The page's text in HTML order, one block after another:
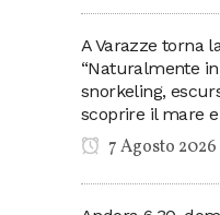
A Varazze torna
“Naturalmente
snorkeling,
scoprire il mare
7 Agosto 2026